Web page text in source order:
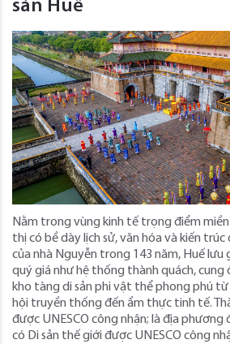
sản Huế
Nằm trong vùng kinh tế trọng điểm
thị có bề dày lịch sử, văn hóa và kiến trúc
của nhà Nguyễn trong 143 năm, Huế lưu
quý giá như hệ thống thành quách, cung
kho tàng di sản phi vật thể phong phú từ
hội truyền thống đến ẩm thực tinh tế.
được UNESCO công nhận; là địa phương
có Di sản thế giới được UNESCO công